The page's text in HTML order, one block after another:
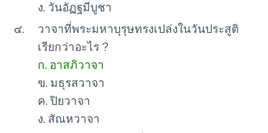
ง. วันอัฏฐมีบูชา
๔.
วาจาที่พระมหาบุรุษทรงเปล่งในวันประสูติ
เรียกว่าอะไร ?
ก. อาสภิวาจา
ข. มธุรสวาจา
ค. ปิยวาจา
ง. สัณหวาจา